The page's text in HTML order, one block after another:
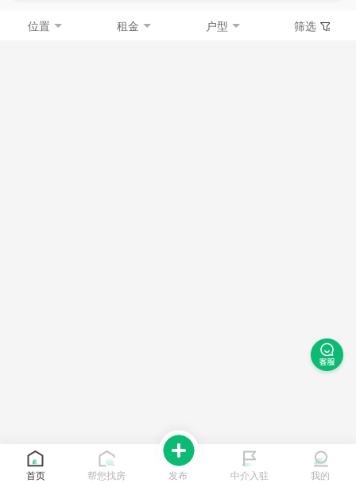
位置 租金 户型 筛选
首页 帮您找房 发布 中介入驻 我的